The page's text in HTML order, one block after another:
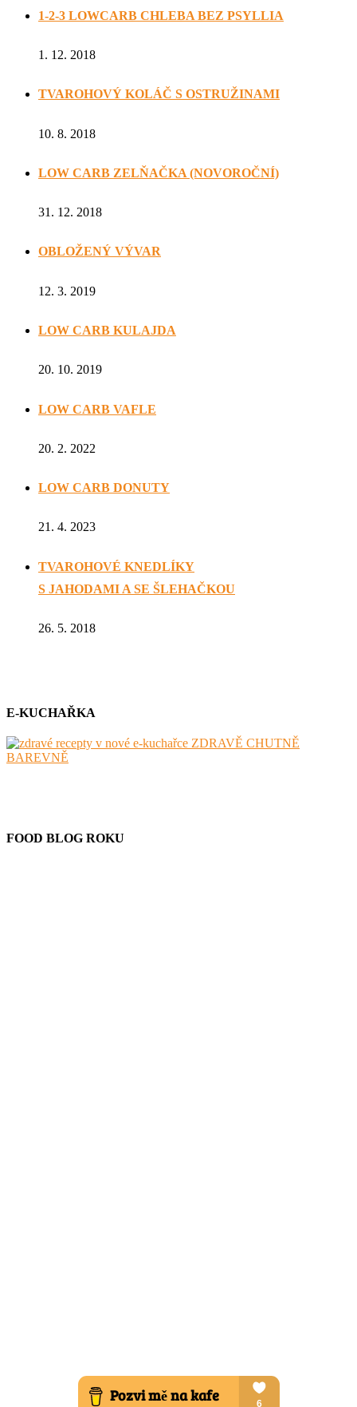
1-2-3 LOWCARB CHLEBA BEZ PSYLLIA
1. 12. 2018
TVAROHOVÝ KOLÁČ S OSTRUŽINAMI
10. 8. 2018
LOW CARB ZELŇAČKA (NOVOROČNÍ)
31. 12. 2018
OBLOŽENÝ VÝVAR
12. 3. 2019
LOW CARB KULAJDA
20. 10. 2019
LOW CARB VAFLE
20. 2. 2022
LOW CARB DONUTY
21. 4. 2023
TVAROHOVÉ KNEDLÍKY
S JAHODAMI A SE ŠLEHAČKOU
26. 5. 2018
E-KUCHAŘKA
FOOD BLOG ROKU